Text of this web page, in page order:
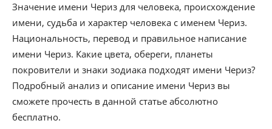
Значение имени Чериз для человека, происхождение
имени, судьба и характер человека с именем Чериз.
Национальность, перевод и правильное написание
имени Чериз. Какие цвета, обереги, планеты
покровители и знаки зодиака подходят имени Чериз?
Подробный анализ и описание имени Чериз вы
сможете прочесть в данной статье абсолютно
бесплатно.